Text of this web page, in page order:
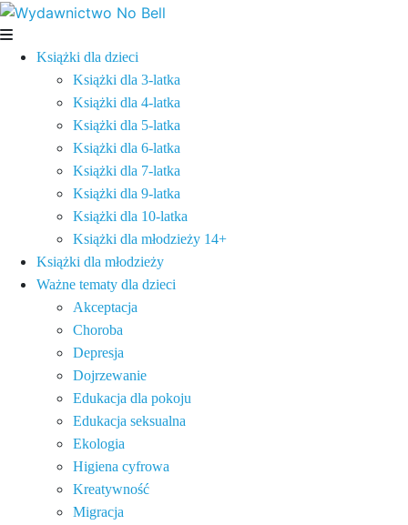
Książki dla dzieci
Książki dla 3-latka
Książki dla 4-latka
Książki dla 5-latka
Książki dla 6-latka
Książki dla 7-latka
Książki dla 9-latka
Książki dla 10-latka
Książki dla młodzieży 14+
Książki dla młodzieży
Ważne tematy dla dzieci
Akceptacja
Choroba
Depresja
Dojrzewanie
Edukacja dla pokoju
Edukacja seksualna
Ekologia
Higiena cyfrowa
Kreatywność
Migracja